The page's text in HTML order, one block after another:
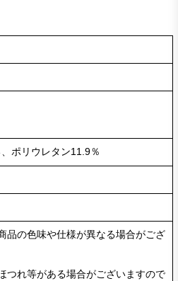
ポリウレタン11.9％
品の色味や仕様が異なる場合がござ
つれ等がある場合がございますので